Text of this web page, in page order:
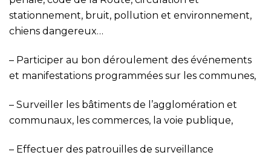
stationnement, bruit, pollution et environnement,
chiens dangereux…
– Participer au bon déroulement des événements
et manifestations programmées sur les communes,
– Surveiller les bâtiments de l’agglomération et
communaux, les commerces, la voie publique,
– Effectuer des patrouilles de surveillance